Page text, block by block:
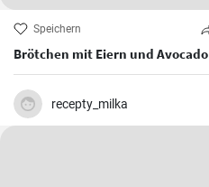
Speichern
Brötchen mit Eiern und Avocado
recepty_milka